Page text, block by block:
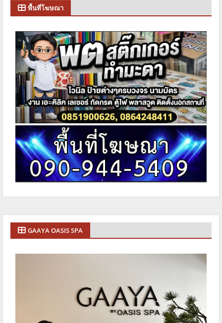
พื้นที่โฆษณา
GAAYA OASIS SPA